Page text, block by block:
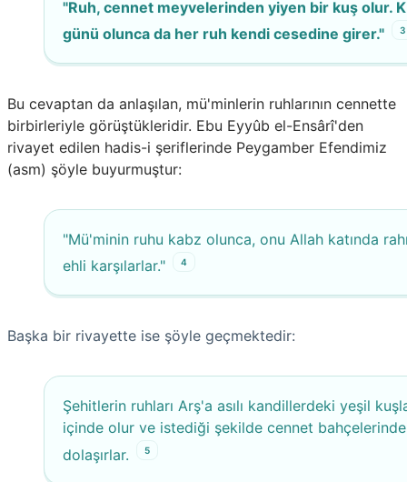
"Ruh, cennet meyvelerinden yiyen bir kuş olur.
günü olunca da her ruh kendi cesedine girer."
3
Bu cevaptan da anlaşılan, mü'minlerin ruhlarının cennette
birbirleriyle görüştükleridir. Ebu Eyyûb el-Ensârî'den
rivayet edilen hadis-i şeriflerinde Peygamber Efendimiz
(asm) şöyle buyurmuştur:
"Mü'minin ruhu kabz olunca, onu Allah katında
ehli karşılarlar."
4
Başka bir rivayette ise şöyle geçmektedir:
Şehitlerin ruhları Arş'a asılı kandillerdeki yeşil
içinde olur ve istediği şekilde cennet bahçelerinde
dolaşırlar.
5